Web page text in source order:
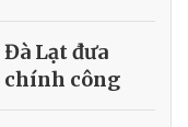
Lạt đưa
chính công